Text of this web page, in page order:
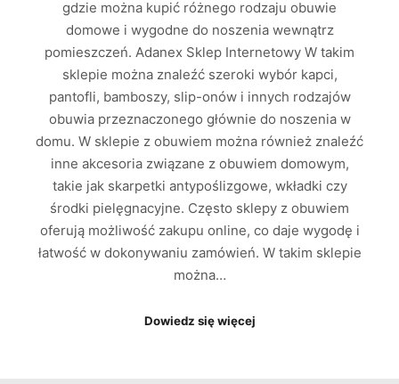
gdzie można kupić różnego rodzaju obuwie
domowe i wygodne do noszenia wewnątrz
pomieszczeń. Adanex Sklep Internetowy W takim
sklepie można znaleźć szeroki wybór kapci,
pantofli, bamboszy, slip-onów i innych rodzajów
obuwia przeznaczonego głównie do noszenia w
domu. W sklepie z obuwiem można również znaleźć
inne akcesoria związane z obuwiem domowym,
takie jak skarpetki antypoślizgowe, wkładki czy
środki pielęgnacyjne. Często sklepy z obuwiem
oferują możliwość zakupu online, co daje wygodę i
łatwość w dokonywaniu zamówień. W takim sklepie
można…
Dowiedz się więcej